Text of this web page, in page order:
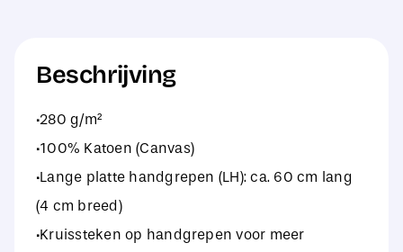
Wide
LH
aantal
Beschrijving
·280 g/m²
·100% Katoen (Canvas)
·Lange platte handgrepen (LH): ca. 60 cm lang
(4 cm breed)
·Kruissteken op handgrepen voor meer